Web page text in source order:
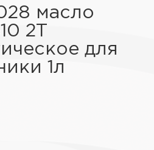
масло
2Т
для
1л